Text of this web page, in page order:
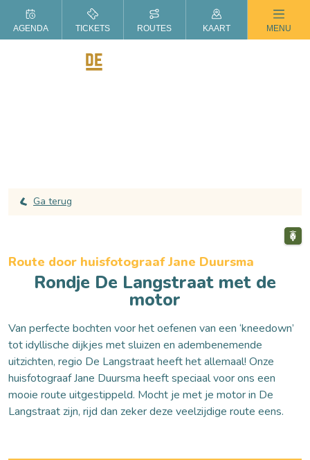
ZOMER IN DE LANGSTRAAT
Ga terug
Route door huisfotograaf Jane Duursma
Rondje De Langstraat met de
motor
Van perfecte bochten voor het oefenen van een ‘kneedown’
tot idyllische dijkjes met sluizen en adembenemende
uitzichten, regio De Langstraat heeft het allemaal! Onze
huisfotograaf Jane Duursma heeft speciaal voor ons een
mooie route uitgestippeld. Mocht je met je motor in De
Langstraat zijn, rijd dan zeker deze veelzijdige route eens.
AGENDA TICKETS ROUTES KAART MENU